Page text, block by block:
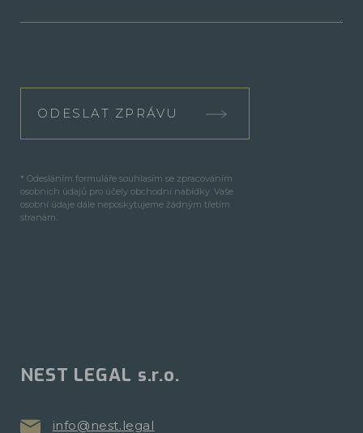
ODESLAT ZPRÁVU
* Odesláním formuláře souhlasím se zpracováním
osobních údajů pro účely obchodní nabídky. Vaše
osobní údaje dále neposkytujeme žádným třetím
stranám.
NEST LEGAL s.r.o.
info@nest.legal